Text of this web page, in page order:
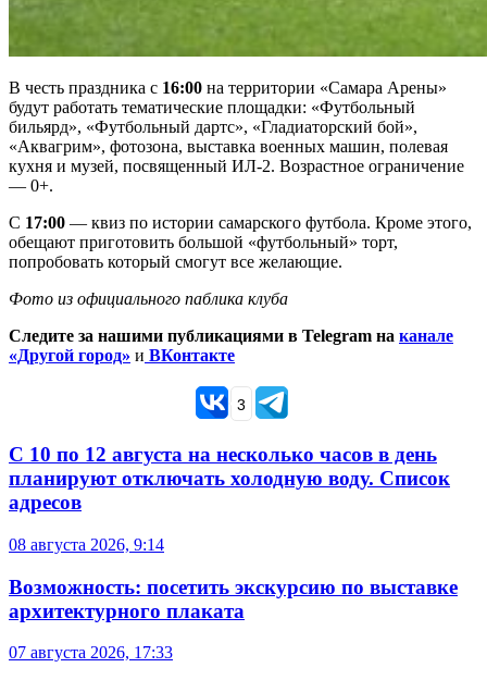
В честь праздника с 16:00 на территории «Самара Арены»
будут работать тематические площадки: «Футбольный
бильярд», «Футбольный дартс», «Гладиаторский бой»,
«Аквагрим», фотозона, выставка военных машин, полевая
кухня и музей, посвященный ИЛ-2. Возрастное ограничение
— 0+.
С 17:00 — квиз по истории самарского футбола. Кроме этого,
обещают приготовить большой «футбольный» торт,
попробовать который смогут все желающие.
Фото из официального паблика клуба
Следите за нашими публикациями в Telegram на канале
«Другой город» и ВКонтакте
3
С 10 по 12 августа на несколько часов в день
планируют отключать холодную воду. Список
адресов
08 августа 2026, 9:14
Возможность: посетить экскурсию по выставке
архитектурного плаката
07 августа 2026, 17:33